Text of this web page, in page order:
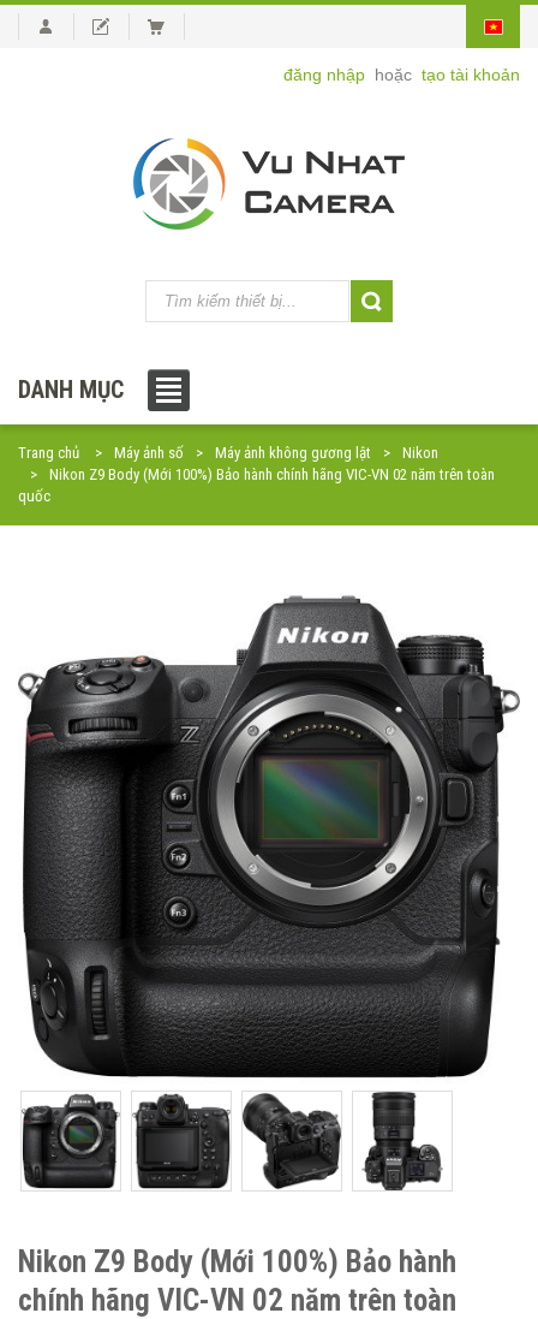
đăng nhập hoặc tạo tài khoản
DANH MỤC
Trang chủ Máy ảnh số Máy ảnh không gương lật
Nikon
Nikon Z9 Body (Mới 100%) Bảo hành chính hãng VIC-VN 02 năm trên toàn
quốc
Nikon Z9 Body (Mới 100%) Bảo hành
chính hãng VIC-VN 02 năm trên toàn